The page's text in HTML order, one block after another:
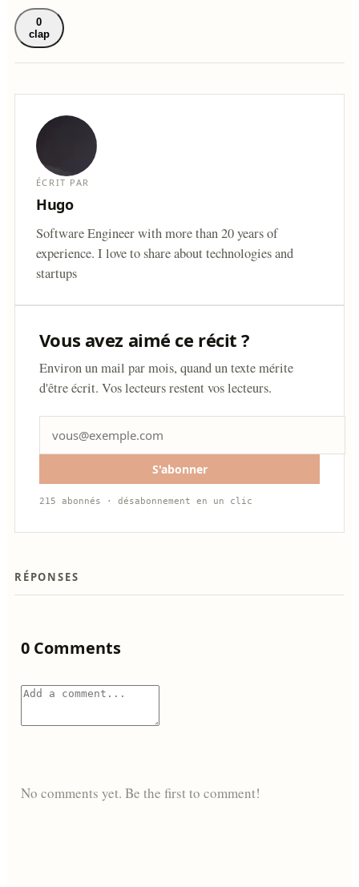
0
clap
ÉCRIT PAR
Hugo
Software Engineer with more than 20 years of
experience. I love to share about technologies and
startups
Vous avez aimé ce récit ?
Environ un mail par mois, quand un texte mérite
d'être écrit. Vos lecteurs restent vos lecteurs.
S'abonner
215 abonnés · désabonnement en un clic
RÉPONSES
0 Comments
No comments yet. Be the first to comment!